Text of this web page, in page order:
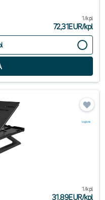
1/kpl
72,31EUR/kpl
1/kpl
31,89EUR/kpl